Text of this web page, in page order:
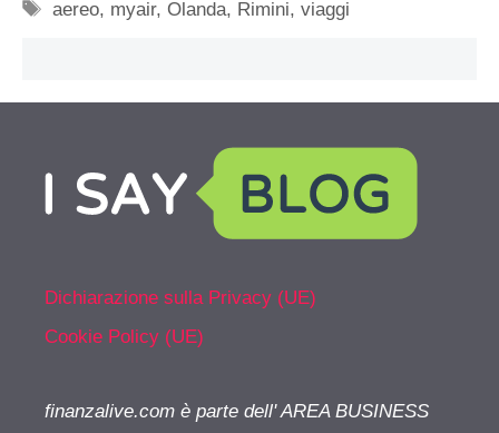
Tag
aereo, myair,Olanda, Rimini,viaggi
Dichiarazione sulla Privacy (UE)
Cookie Policy (UE)
finanzalive.com è parte dell' AREA BUSINESS